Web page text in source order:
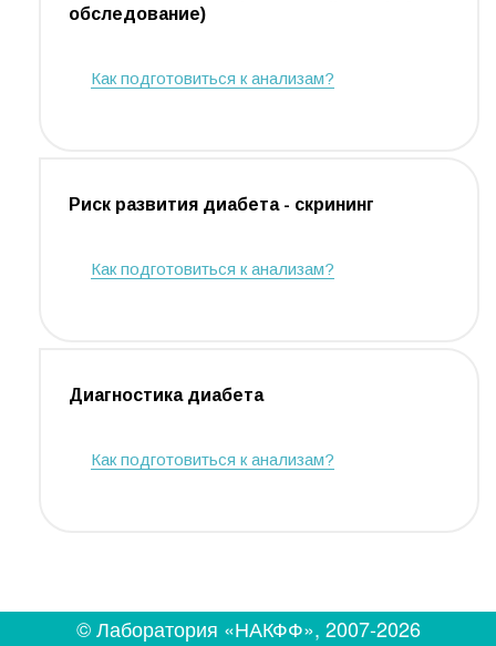
обследование)
Как подготовиться к анализам?
Риск развития диабета - скрининг
Как подготовиться к анализам?
Диагностика диабета
Как подготовиться к анализам?
© Лаборатория «НАКФФ», 2007-2026